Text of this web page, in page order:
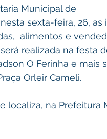
Municipal de
sexta-feira, 26, as
alimentos e
realizada na festa
O Ferinha e mais
Orleir Cameli.
localiza, na Prefeitura